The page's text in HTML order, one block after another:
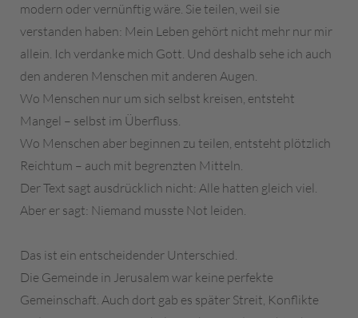
modern oder vernünftig wäre. Sie teilen, weil sie
verstanden haben: Mein Leben gehört nicht mehr nur mir
allein. Ich verdanke mich Gott. Und deshalb sehe ich auch
den anderen Menschen mit anderen Augen.
Wo Menschen nur um sich selbst kreisen, entsteht
Mangel – selbst im Überfluss.
Wo Menschen aber beginnen zu teilen, entsteht plötzlich
Reichtum – auch mit begrenzten Mitteln.
Der Text sagt ausdrücklich nicht: Alle hatten gleich viel.
Aber er sagt: Niemand musste Not leiden.
Das ist ein entscheidender Unterschied.
Die Gemeinde in Jerusalem war keine perfekte
Gemeinschaft. Auch dort gab es später Streit, Konflikte